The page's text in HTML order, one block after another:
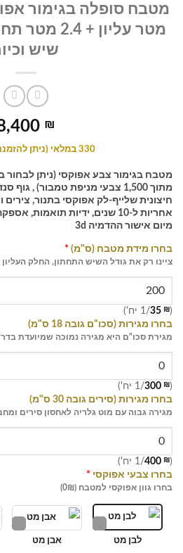
מטר עליון +
שיש
₪
330 במלאי (ניתן להזמנה מוקדמת)
מטבח בגימור צבע אפוקסי (ניתן
חיצונית שלייף-לק אפוקסי בתנור,
מיום אישור ההדמיה 3d
בחרו מידת מטבח (ס"מ) *
ציינו רק את גודל השיש התחתון, החלק
(
35 ₪
/1 יח')
בחרו מגירות (סכו"ם גובה 18 ס"מ)
מגירת סכו"ם היא מגירה נמוכה שמיועדת
(
300 ₪
/1 יח')
בחרו מגירות (סירים גובה 30 ס"מ)
מגירה גבוה עם מוט גלריה לאחסון סירים
(
400 ₪
/1 יח')
בחרו צבעי אפוקסי *
בחרו גוון אפוקסי למטבח (0₪)
לבן מט אבן מט